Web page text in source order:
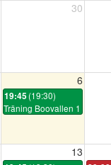
19:45(19:30)
Träning Boovallen 1
30
6
13